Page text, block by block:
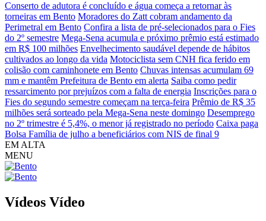
Conserto de adutora é concluído e água começa a retornar às
torneiras em Bento Moradores do Zatt cobram andamento da
Perimetral em Bento Confira a lista de pré-selecionados para o Fies
do 2º semestre Mega-Sena acumula e próximo prêmio está estimado
em R$ 100 milhões Envelhecimento saudável depende de hábitos
cultivados ao longo da vida Motociclista sem CNH fica ferido em
colisão com caminhonete em Bento Chuvas intensas acumulam 69
mm e mantêm Prefeitura de Bento em alerta Saiba como pedir
ressarcimento por prejuízos com a falta de energia Inscrições para o
Fies do segundo semestre começam na terça-feira Prêmio de R$ 35
milhões será sorteado pela Mega-Sena neste domingo Desemprego
no 2º trimestre é 5,4%, o menor já registrado no período Caixa paga
Bolsa Família de julho a beneficiários com NIS de final 9
EM ALTA
MENU
Vídeos Vídeo